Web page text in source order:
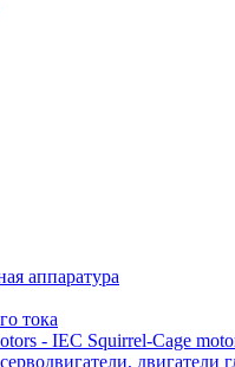
аппаратура
тока
- IEC Squirrel-Cage
двигатели